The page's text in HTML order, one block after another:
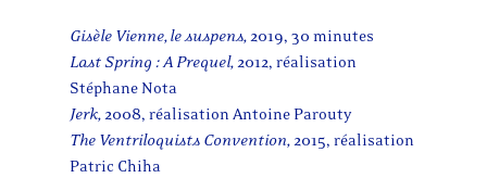
Gisèle Vienne, le suspens,2019, 30 minutes
Last Spring : A Prequel,2012, réalisation
Stéphane Nota
Jerk,2008, réalisation Antoine Parouty
The Ventriloquists Convention,2015, réalisation
Patric Chiha